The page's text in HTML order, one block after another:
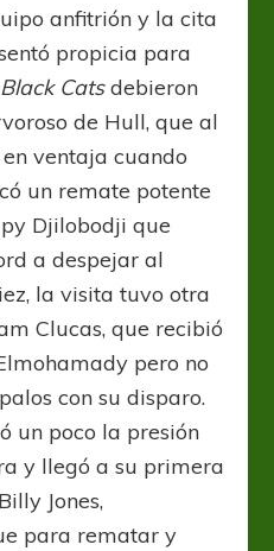
anfitrión y la cita
propicia para
Black Catsdebieron
de Hull, que al
ventaja cuando
un remate potente
Djilobodji que
a despejar al
la visita tuvo otra
Clucas, que recibió
pero no
con su disparo.
un poco la presión
y llegó a su primera
Jones,
para rematar y